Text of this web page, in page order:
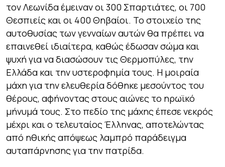
τον Λεωνίδα έμειναν οι 300 Σπαρτιάτες, οι 700
Θεσπιείς και οι 400 Θηβαίοι. Το στοιχείο της
αυτοθυσίας των γενναίων αυτών θα πρέπει να
επαινεθεί ιδιαίτερα, καθώς έδωσαν σώμα και
ψυχή για να διασώσουν τις Θερμοπύλες, την
Ελλάδα και την υστεροφημία τους. Η μοιραία
μάχη για την ελευθερία δόθηκε μεσούντος του
θέρους, αφήνοντας στους αιώνες το ηρωϊκό
μήνυμά τους. Στο πεδίο της μάχης έπεσε νεκρός
μέχρι και ο τελευταίος Έλληνας, αποτελώντας
από ηθικής απόψεως λαμπρό παράδειγμα
αυταπάρνησης για την πατρίδα.